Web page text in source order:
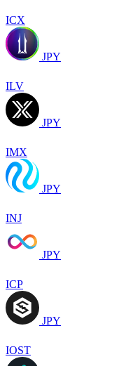
ICX
JPY
ILV
JPY
IMX
JPY
INJ
JPY
ICP
JPY
IOST